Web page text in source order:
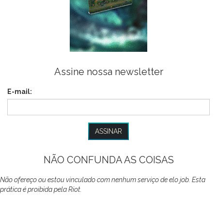
Assine nossa newsletter
E-mail:
NÃO CONFUNDA AS COISAS
Não ofereço ou estou vinculado com nenhum serviço de elo job. Esta
prática é proibida pela Riot.